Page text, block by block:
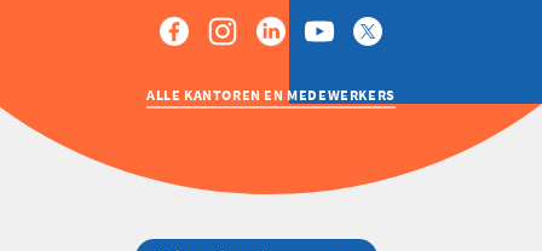
ALLE KANTOREN EN MEDEWERKERS